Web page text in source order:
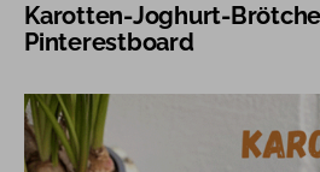
Karotten-Joghurt-
Pinterestboard